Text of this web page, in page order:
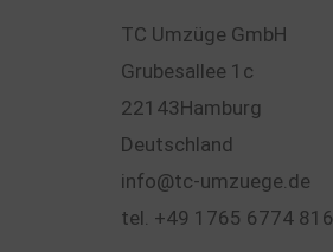
TC Umzüge GmbH
Grubesallee 1c
22143Hamburg
Deutschland
info@tc-umzuege.de
tel. +49 1765 6774 816